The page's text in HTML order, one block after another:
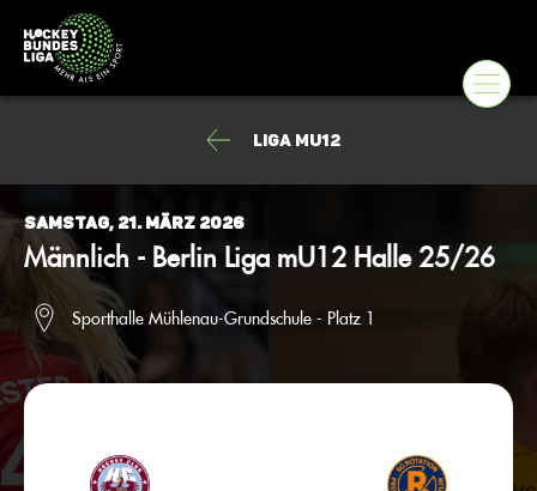
Liga mU12
Samstag, 21. März 2026
Männlich - Berlin Liga mU12 Halle 25/26
Sporthalle Mühlenau-Grundschule - Platz 1